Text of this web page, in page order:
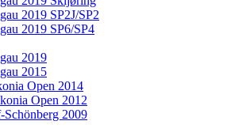
2019 SP2J/SP2
2019 SP6/SP4
2019
2015
Open 2014
Open 2012
Schönberg 2009